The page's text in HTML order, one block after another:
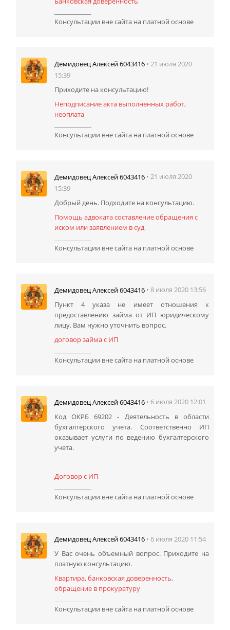
Консультации вне сайта на платной основе
Демидовец Алексей 6043416 • 21 июля 2020
15:39
Приходите на консультацию!
Неподписание акта выполненных работ,
неоплата
Консультации вне сайта на платной основе
Демидовец Алексей 6043416 • 21 июля 2020
15:39
Добрый день. Подходите на консультацию.
Помощь адвоката составление обращения с
иском или заявлением в суд
Консультации вне сайта на платной основе
Демидовец Алексей 6043416 • 8 июля 2020 13:56
Пункт 4 указа не имеет отношения к
предоставлению займа от ИП юридическому
лицу. Вам нужно уточнить вопрос.
договор займа с ИП
Консультации вне сайта на платной основе
Демидовец Алексей 6043416 • 6 июля 2020 12:01
Код ОКРБ 69202 - Деятельность в области
бухгалтерского учета. Соответственно ИП
оказывает услуги по ведению бухгалтерского
учета.
Договор с ИП
Консультации вне сайта на платной основе
Демидовец Алексей 6043416 • 6 июля 2020 11:54
У Вас очень объемный вопрос. Приходите на
платную консультацию.
Квартира, банковская доверенность,
обращение в прокуратуру
Консультации вне сайта на платной основе